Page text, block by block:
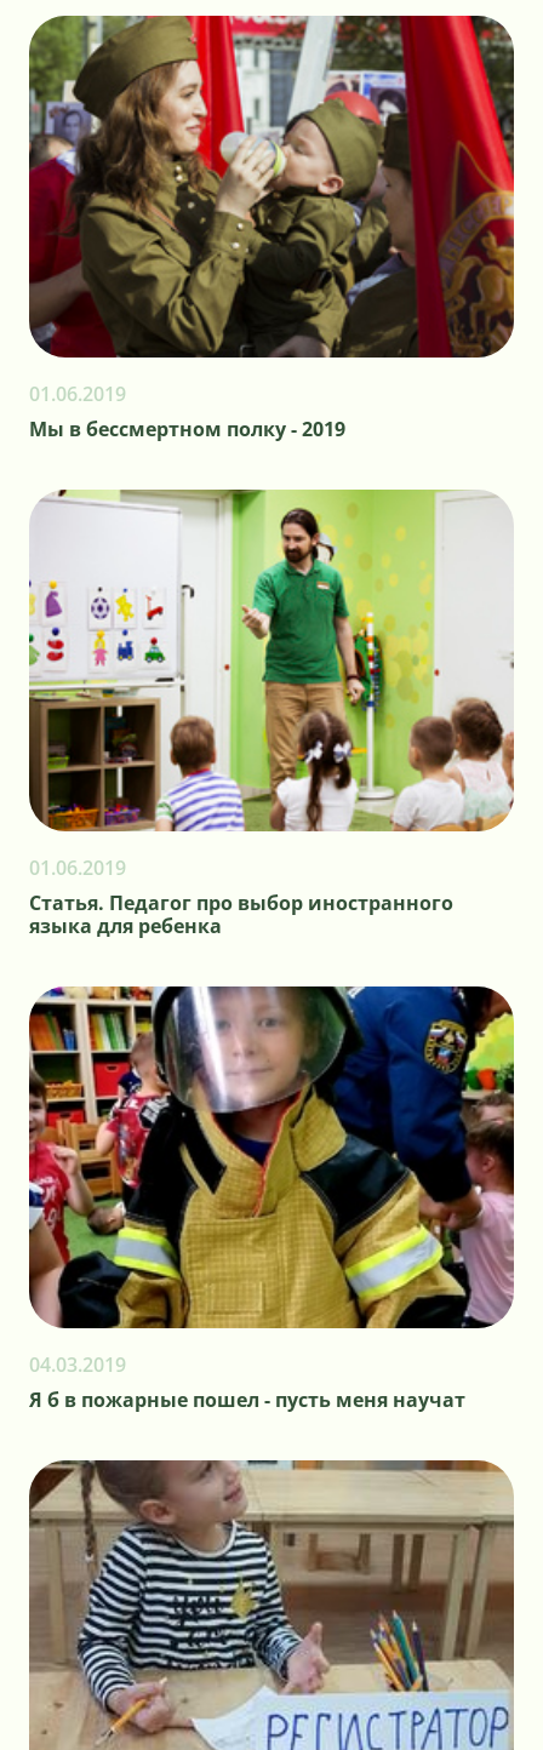
01.06.2019
Мы в бессмертном полку - 2019
01.06.2019
Статья. Педагог про выбор иностранного
языка для ребенка
04.03.2019
Я б в пожарные пошел - пусть меня научат